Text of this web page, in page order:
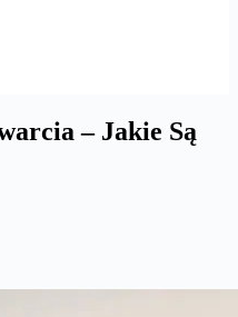
– Jakie Są